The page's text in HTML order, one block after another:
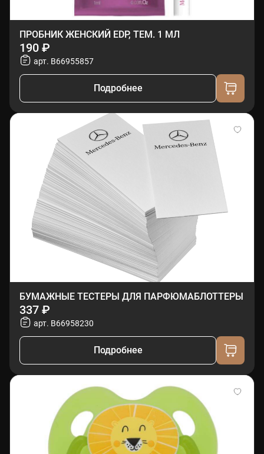
ПРОБНИК ЖЕНСКИЙ EDP, ТЕМ. 1 МЛ
190 ₽
арт. B66955857
Подробнее
БУМАЖНЫЕ ТЕСТЕРЫ ДЛЯ ПАРФЮМАБЛОТТЕРЫ
337 ₽
арт. B66958230
Подробнее